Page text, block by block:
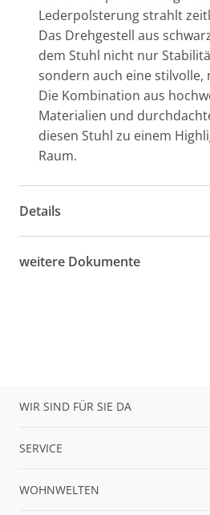
Lederpolsterung strahlt
Das Drehgestell aus
dem Stuhl nicht nur
sondern auch eine stilvolle,
Die Kombination aus
Materialien und
diesen Stuhl zu einem
Raum.
Details
weitere Dokumente
WIR SIND FÜR SIE DA
SERVICE
WOHNWELTEN